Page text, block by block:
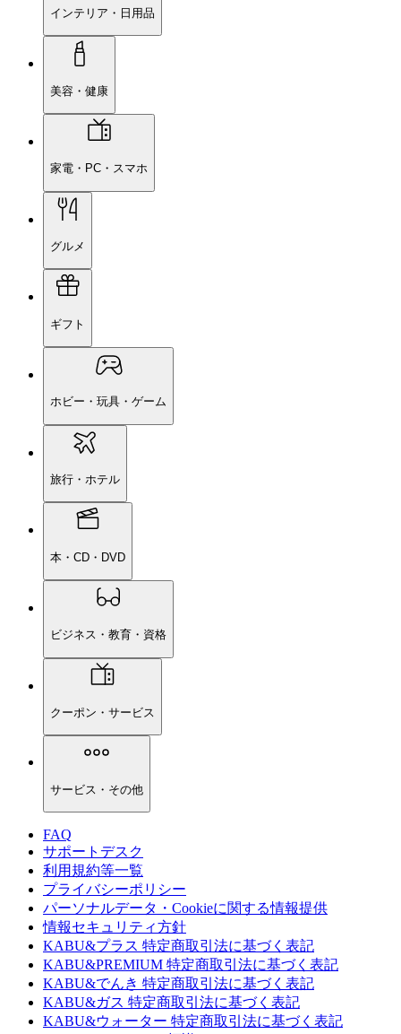
インテリア・日用品
美容・健康
家電・PC・スマホ
グルメ
ギフト
ホビー・玩具・ゲーム
旅行・ホテル
本・CD・DVD
ビジネス・教育・資格
クーポン・サービス
サービス・その他
FAQ
サポートデスク
利用規約等一覧
プライバシーポリシー
パーソナルデータ・Cookieに関する情報提供
情報セキュリティ方針
KABU&プラス 特定商取引法に基づく表記
KABU&PREMIUM 特定商取引法に基づく表記
KABU&でんき 特定商取引法に基づく表記
KABU&ガス 特定商取引法に基づく表記
KABU&ウォーター 特定商取引法に基づく表記